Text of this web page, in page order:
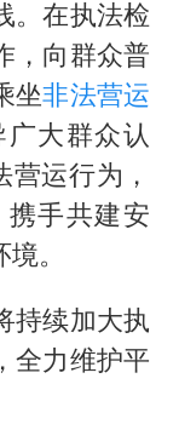
。在执法检
，向群众普
坐非法营运
大群众认
运行为，
手共建安
。
持续加大执
全力维护平